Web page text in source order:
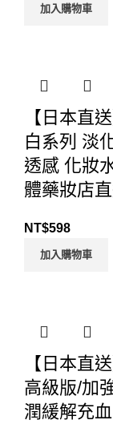
加入購物車
【日本直
白系列 淡
透感 化妝
體藥妝店
NT$598
加入購物車
【日本直
高級版/加
潤緩解充